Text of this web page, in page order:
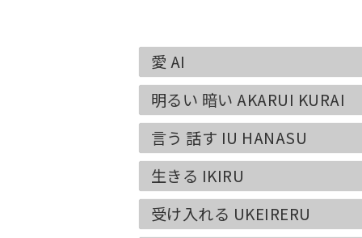
愛 AI
明るい 暗い AKARUI KURAI
言う 話す IU HANASU
生きる IKIRU
受け入れる UKEIRERU